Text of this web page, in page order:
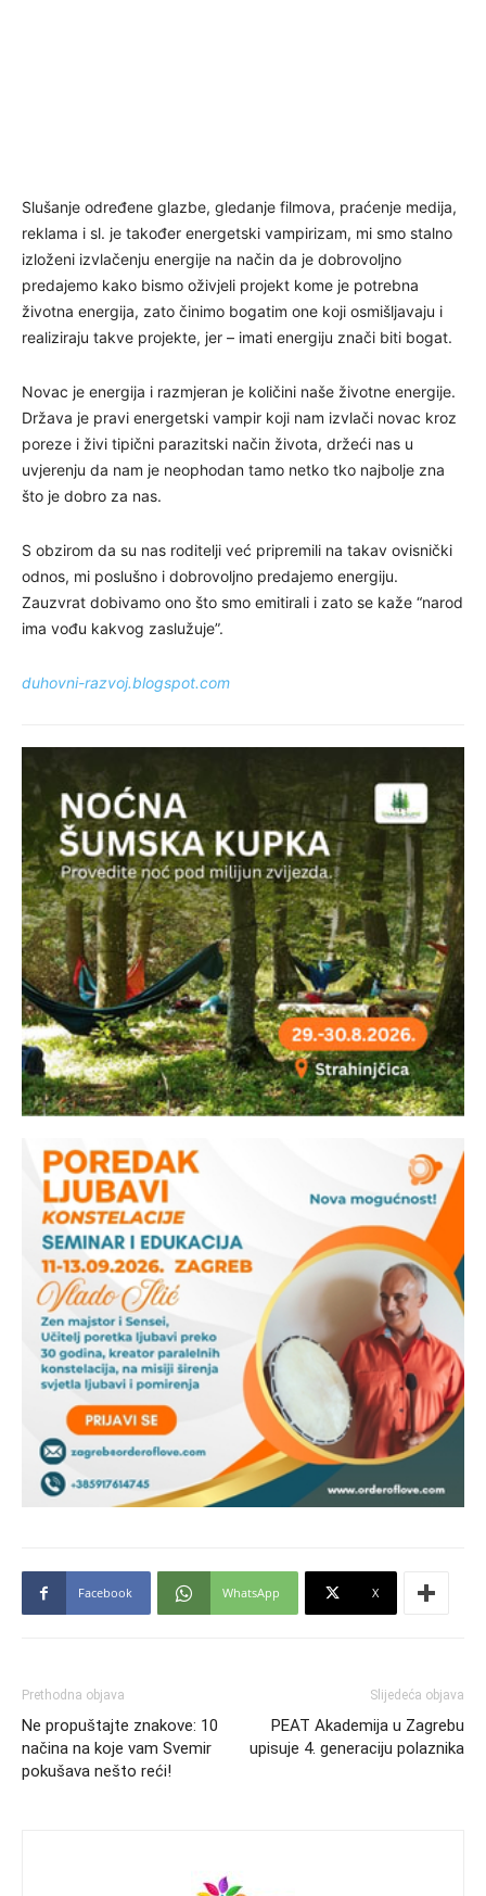
Slušanje određene glazbe, gledanje filmova, praćenje medija,
reklama i sl. je također energetski vampirizam, mi smo stalno
izloženi izvlačenju energije na način da je dobrovoljno
predajemo kako bismo oživjeli projekt kome je potrebna
životna energija, zato činimo bogatim one koji osmišljavaju i
realiziraju takve projekte, jer – imati energiju znači biti bogat.
Novac je energija i razmjeran je količini naše životne energije.
Država je pravi energetski vampir koji nam izvlači novac kroz
poreze i živi tipični parazitski način života, držeći nas u
uvjerenju da nam je neophodan tamo netko tko najbolje zna
što je dobro za nas.
S obzirom da su nas roditelji već pripremili na takav ovisnički
odnos, mi poslušno i dobrovoljno predajemo energiju.
Zauzvrat dobivamo ono što smo emitirali i zato se kaže “narod
ima vođu kakvog zaslužuje”.
duhovni-razvoj.blogspot.com
Facebook WhatsApp X
Prethodna objava
Ne propuštajte znakove: 10
načina na koje vam Svemir
pokušava nešto reći!
Slijedeća objava
PEAT Akademija u Zagrebu
upisuje 4. generaciju polaznika